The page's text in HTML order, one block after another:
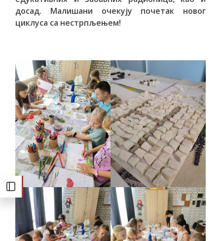
досад. Малишани очекују почетак новог
циклуса са нестрпљењем!